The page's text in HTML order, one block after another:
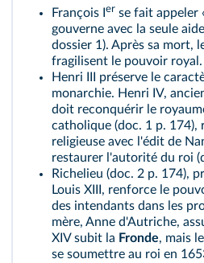
François I er se fait appeler
gouverne avec la seule
dossier 1). Après sa mort,
fragilisent le pouvoir royal.
Henri III préserve le
monarchie. Henri IV,
doit reconquérir le
catholique (doc. 1 p. 174),
religieuse avec l'édit de
restaurer l'autorité du roi (
Richelieu (doc. 2 p. 174),
Louis XIII, renforce le
des intendants dans les
mère, Anne d'Autriche,
XIV subit la Fronde, mais
se soumettre au roi en